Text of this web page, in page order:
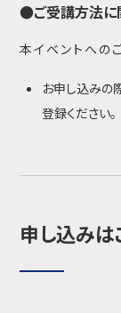
●ご受講方法に
本イベントへの
お申し込みの
登録ください。
申し込みは